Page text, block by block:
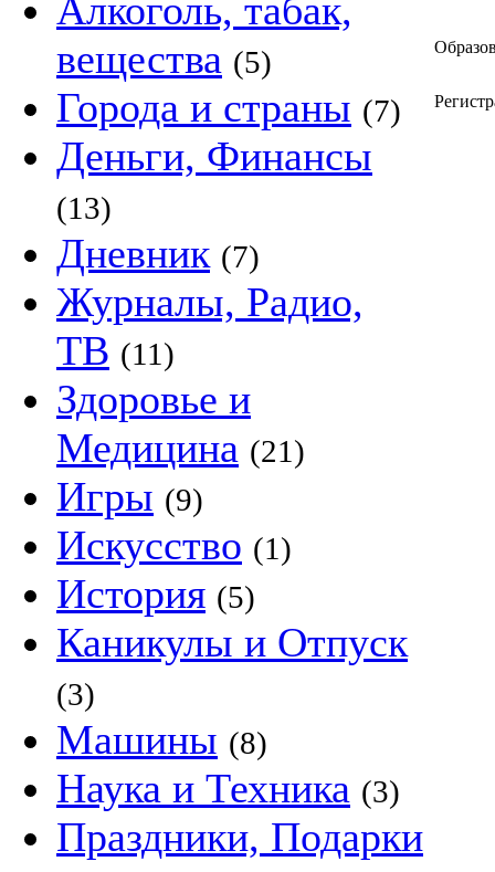
Алкоголь, табак,
вещества (5)
Города и страны (7)
Деньги, Финансы
(13)
Дневник (7)
Журналы, Радио,
ТВ (11)
Здоровье и
Медицина (21)
Игры (9)
Искусство (1)
История (5)
Каникулы и Отпуск
(3)
Машины (8)
Наука и Техника (3)
Праздники, Подарки